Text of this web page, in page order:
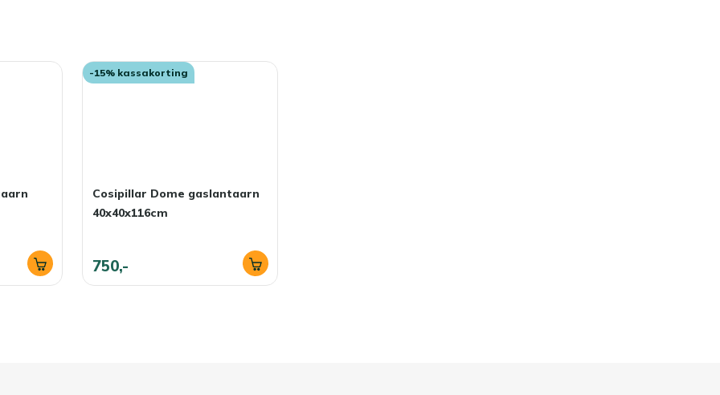
droog op, of dek hem af met een ademende
je jezelf schoonmaakwerk in het voorjaar.
-15% kassakorting
Cosipillar Dome gaslantaarn
40x40x116cm
750,-